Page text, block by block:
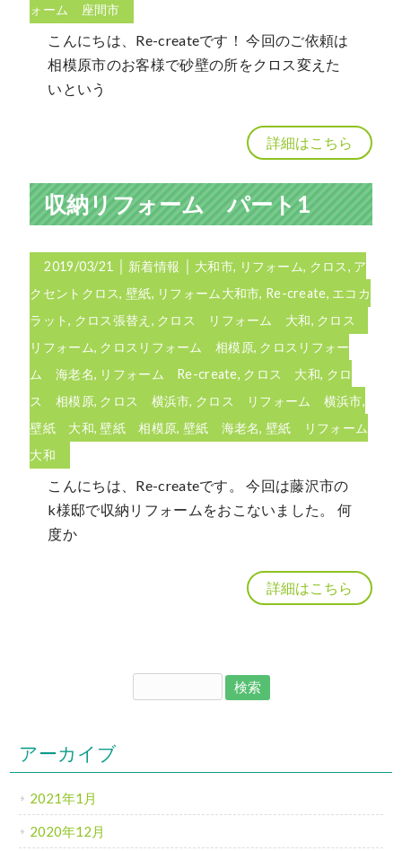
ォーム 座間市
こんにちは、Re-createです！ 今回のご依頼は
相模原市のお客様で砂壁の所をクロス変えた
いという
詳細はこちら
収納リフォーム パート1
2019/03/21 新着情報 大和市, リフォーム, クロス, ア
クセントクロス, 壁紙, リフォーム大和市, Re-create, エコカ
ラット, クロス張替え , クロス リフォーム 大和, クロス
リフォーム, クロスリフォーム 相模原, クロスリフォー
ム 海老名, リフォーム Re-create, クロス 大和, クロ
ス 相模原, クロス 横浜市, クロス リフォーム 横浜市,
壁紙 大和,壁紙 相模原, 壁紙 海老名,壁紙 リフォーム
大和
こんにちは、Re-createです。 今回は藤沢市の
k様邸で収納リフォームをおこないました。 何
度か
詳細はこちら
アーカイブ
2021年1月
2020年12月